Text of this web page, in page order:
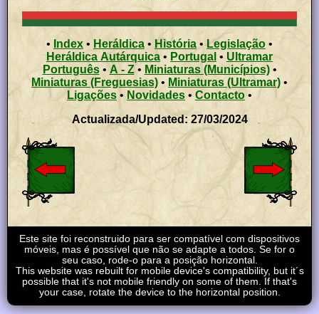
• Index • Heráldica • História • Legislação •
Heráldica Autárquica • Portugal • Ultramar
Português• A - Z• Miniaturas (Municípios)•
Miniaturas (Freguesias) • Miniaturas (Ultramar) •
Ligações • Novidades • Contacto •
Actualizada/Updated: 27/03/2024
Este site foi reconstruido para ser compatível com dispositivos
móveis, mas é possível que não se adapte a todos. Se for o
seu caso, rode-o para a posição horizontal.
This website was rebuilt for mobile device's compatibility, but it´s
possible that it's not mobile friendly on some of them. If that's
your case, rotate the device to the horizontal position.